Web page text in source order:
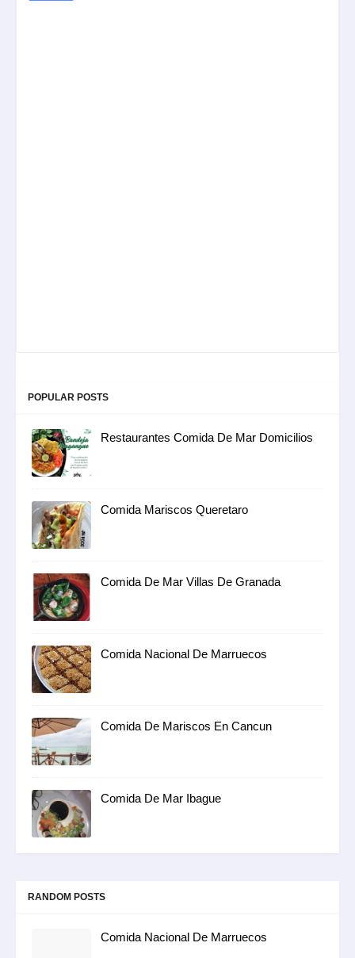
POPULAR POSTS
Restaurantes Comida De Mar Domicilios
Comida Mariscos Queretaro
Comida De Mar Villas De Granada
Comida Nacional De Marruecos
Comida De Mariscos En Cancun
Comida De Mar Ibague
RANDOM POSTS
Comida Nacional De Marruecos